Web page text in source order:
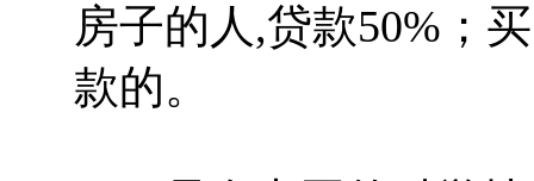
房子的人,贷款50%；
款的。